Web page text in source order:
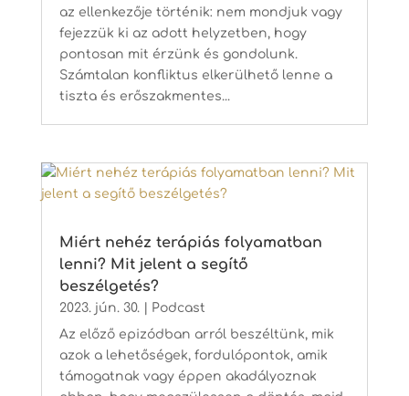
az ellenkezője történik: nem mondjuk vagy
fejezzük ki az adott helyzetben, hogy
pontosan mit érzünk és gondolunk.
Számtalan konfliktus elkerülhető lenne a
tiszta és erőszakmentes...
Miért nehéz terápiás folyamatban
lenni? Mit jelent a segítő
beszélgetés?
2023. jún. 30.|
Podcast
Az előző epizódban arról beszéltünk, mik
azok a lehetőségek, fordulópontok, amik
támogatnak vagy éppen akadályoznak